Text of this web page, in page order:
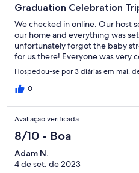
Graduation Celebration
We checked in online. Our host
our home and everything was
unfortunately forgot the baby
for us there! Everyone was very
Hospedou-se por 3 diárias em mai.
0
Avaliação verificada
8/10 - Boa
Adam N.
4 de set. de 2023